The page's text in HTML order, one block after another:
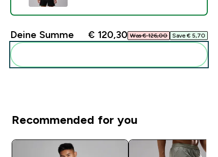
Deine Summe € 120,30‎ Was € 126,00‎ Save € 5,70‎
Recommended for you